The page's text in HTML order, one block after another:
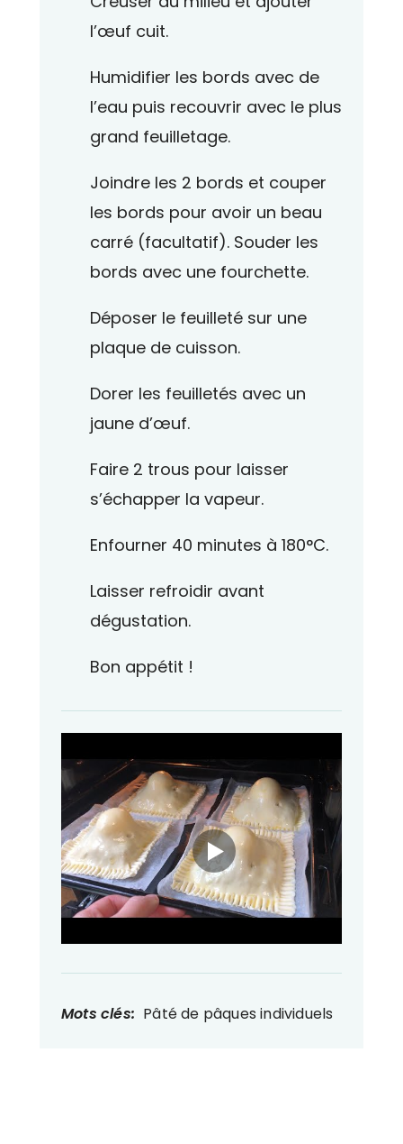
l’œuf cuit.
Humidifier les bords avec de
l’eau puis recouvrir avec le plus
grand feuilletage.
Joindre les 2 bords et couper
les bords pour avoir un beau
carré (facultatif). Souder les
bords avec une fourchette.
Déposer le feuilleté sur une
plaque de cuisson.
Dorer les feuilletés avec un
jaune d’œuf.
Faire 2 trous pour laisser
s’échapper la vapeur.
Enfourner 40 minutes à 180°C.
Laisser refroidir avant
dégustation.
Bon appétit !
Mots clés: Pâté de pâques individuels